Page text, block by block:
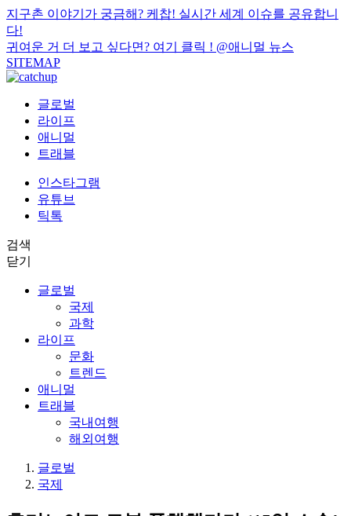
지구촌 이야기가 궁금해? 케찹! 실시간 세계 이슈를 공유합니
다!
귀여운 거 더 보고 싶다면? 여기 클릭 ! @애니멀 뉴스
SITEMAP
글로벌
라이프
애니멀
트래블
인스타그램
유튜브
틱톡
검색
닫기
글로벌
국제
과학
라이프
문화
트렌드
애니멀
트래블
국내여행
해외여행
글로벌
국제